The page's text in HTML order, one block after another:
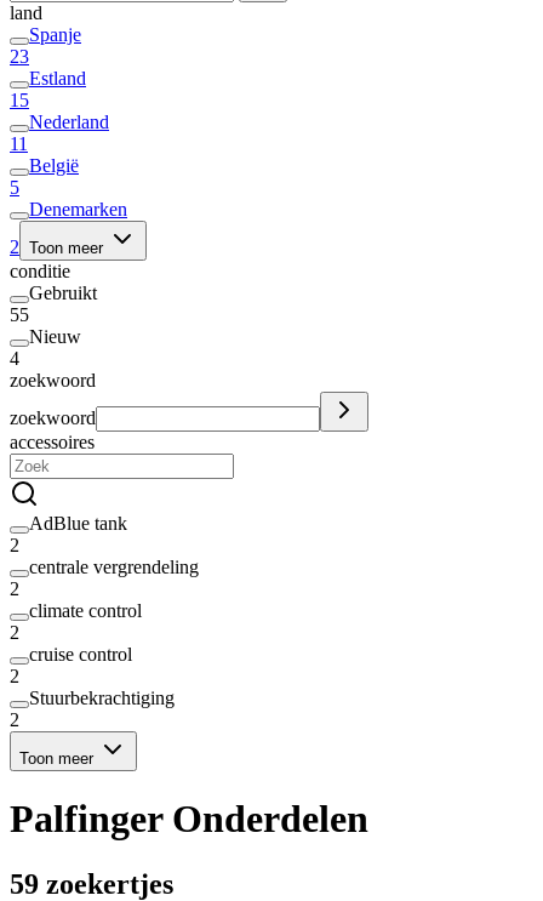
land
Spanje
23
Estland
15
Nederland
11
België
5
Denemarken
2 Toon meer
conditie
Gebruikt
55
Nieuw
4
zoekwoord
zoekwoord
accessoires
AdBlue tank
2
centrale vergrendeling
2
climate control
2
cruise control
2
Stuurbekrachtiging
2
Toon meer
Palfinger Onderdelen
59 zoekertjes